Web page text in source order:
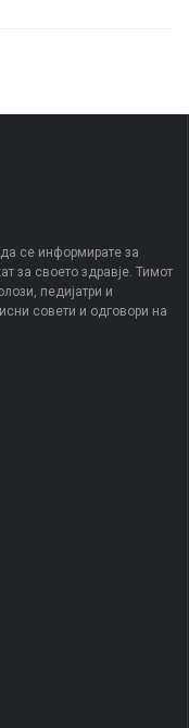
се информирате за
за своето здравје. Тимот
педијатри и
совети и одговори на